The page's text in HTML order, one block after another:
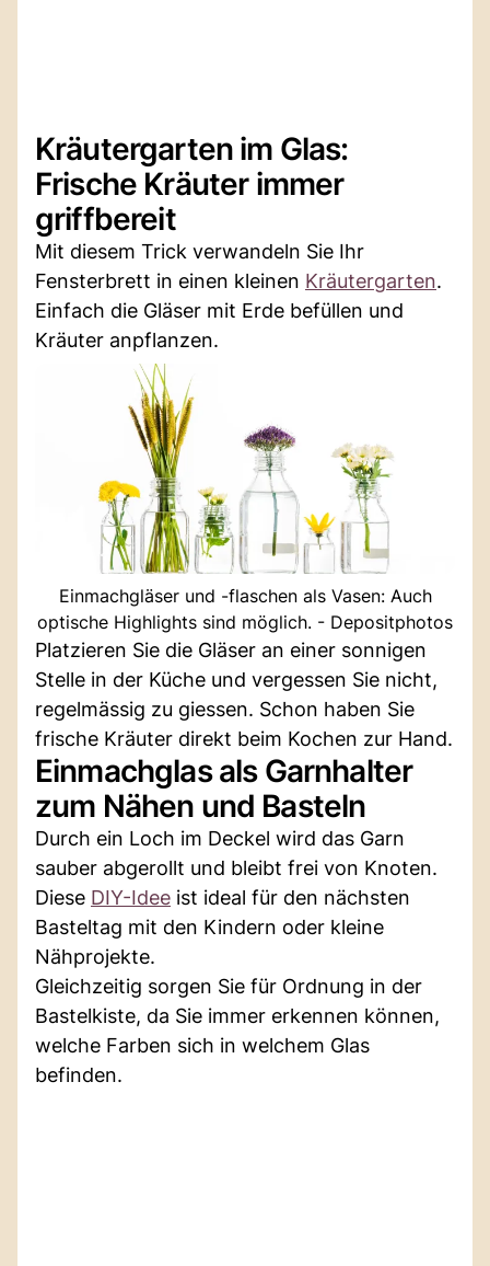
Kräutergarten im Glas:
Frische Kräuter immer
griffbereit
Mit diesem Trick verwandeln Sie Ihr
Fensterbrett in einen kleinen Kräutergarten.
Einfach die Gläser mit Erde befüllen und
Kräuter anpflanzen.
Einmachgläser und -flaschen als Vasen: Auch
optische Highlights sind möglich. - Depositphotos
Platzieren Sie die Gläser an einer sonnigen
Stelle in der Küche und vergessen Sie nicht,
regelmässig zu giessen. Schon haben Sie
frische Kräuter direkt beim Kochen zur Hand.
Einmachglas als Garnhalter
zum Nähen und Basteln
Durch ein Loch im Deckel wird das Garn
sauber abgerollt und bleibt frei von Knoten.
Diese DIY-Idee ist ideal für den nächsten
Basteltag mit den Kindern oder kleine
Nähprojekte.
Gleichzeitig sorgen Sie für Ordnung in der
Bastelkiste, da Sie immer erkennen können,
welche Farben sich in welchem Glas
befinden.